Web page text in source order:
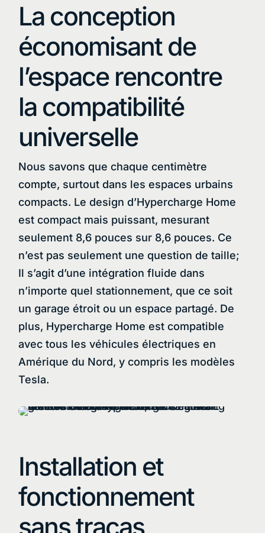
La conception
économisant de
l’espace rencontre
la compatibilité
universelle
Nous savons que chaque centimètre
compte, surtout dans les espaces urbains
compacts. Le design d’Hypercharge Home
est compact mais puissant, mesurant
seulement 8,6 pouces sur 8,6 pouces. Ce
n’est pas seulement une question de taille;
Il s’agit d’une intégration fluide dans
n’importe quel stationnement, que ce soit
un garage étroit ou un espace partagé. De
plus, Hypercharge Home est compatible
avec tous les véhicules électriques en
Amérique du Nord, y compris les modèles
Tesla.
Installation et
fonctionnement
sans tracas